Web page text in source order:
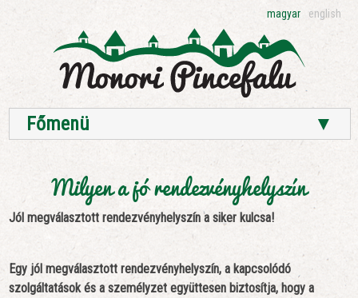
magyar english
Főmenü ▼
Milyen a jó rendezvényhelyszín
Jól megválasztott rendezvényhelyszín a siker kulcsa!
Egy jól megválasztott rendezvényhelyszín, a kapcsolódó
szolgáltatások és a személyzet együttesen biztosítja, hogy a